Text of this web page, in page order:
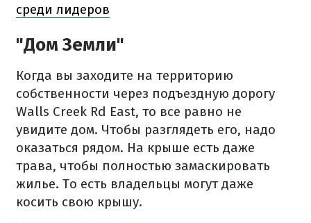
среди лидеров
"Дом Земли"
Когда вы заходите на территорию
собственности через подъездную дорогу
Walls Creek Rd East, то все равно не
увидите дом. Чтобы разглядеть его, надо
оказаться рядом. На крыше есть даже
трава, чтобы полностью замаскировать
жилье. То есть владельцы могут даже
косить свою крышу.